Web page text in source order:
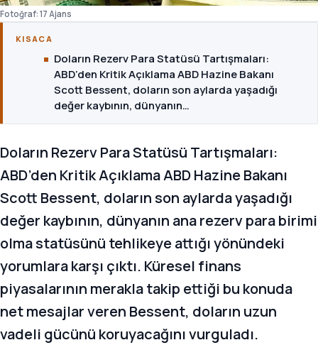
Fotoğraf: 17 Ajans
KISACA
Doların Rezerv Para Statüsü Tartışmaları:
ABD’den Kritik Açıklama ABD Hazine Bakanı
Scott Bessent, doların son aylarda yaşadığı
değer kaybının, dünyanın…
Doların Rezerv Para Statüsü Tartışmaları:
ABD’den Kritik Açıklama ABD Hazine Bakanı
Scott Bessent, doların son aylarda yaşadığı
değer kaybının, dünyanın ana rezerv para birimi
olma statüsünü tehlikeye attığı yönündeki
yorumlara karşı çıktı. Küresel finans
piyasalarının merakla takip ettiği bu konuda
net mesajlar veren Bessent, doların uzun
vadeli gücünü koruyacağını vurguladı.